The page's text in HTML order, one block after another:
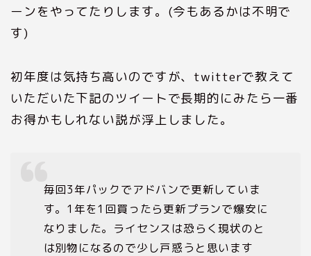
ーンをやってたりします。(今もあるかは不明で
す)
初年度は気持ち高いのですが、twitterで教えて
いただいた下記のツイートで長期的にみたら一番
お得かもしれない説が浮上しました。
毎回3年パックでアドバンで更新していま
す。1年を1回買ったら更新プランで爆安に
なりました。ライセンスは恐らく現状のと
は別物になるので少し戸惑うと思います